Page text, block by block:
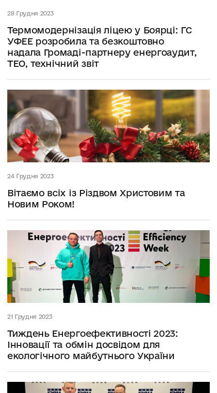
28 Грудня 2023
Термомодернізація ліцею у Боярці: ГС
УФЕЕ розробила та безкоштовно
надала Громаді-партнеру енергоаудит,
ТЕО, технічний звіт
24 Грудня 2023
Вітаємо всіх із Різдвом Христовим та
Новим Роком!
21 Грудня 2023
Тиждень Енергоефективності 2023:
Інновації та обмін досвідом для
екологічного майбутнього України